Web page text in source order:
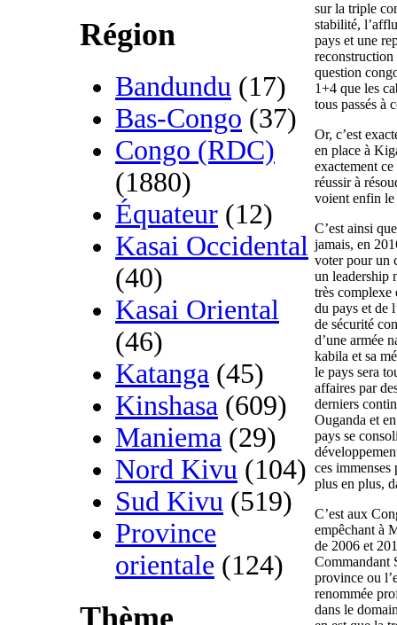
Région
Bandundu (17)
Bas-Congo (37)
Congo (RDC)
(1880)
Équateur (12)
Kasai Occidental
(40)
Kasai Oriental
(46)
Katanga (45)
Kinshasa (609)
Maniema (29)
Nord Kivu (104)
Sud Kivu (519)
Province
orientale (124)
sur la triple
stabilité,
pays et une
reconstruction
question
1+4 que les
tous passés à
Or, c’est
en place à
exactement
réussir à
voient enfin
C’est ainsi
jamais, en
voter pour un
un leadership
très complexe
du pays et de
de sécurité
d’une armée
kabila et sa
le pays sera
affaires par
derniers
Ouganda et
pays se
ces immenses
plus en plus,
C’est aux
empêchant à
de 2006 et
Commandant
province ou
renommée
dans le